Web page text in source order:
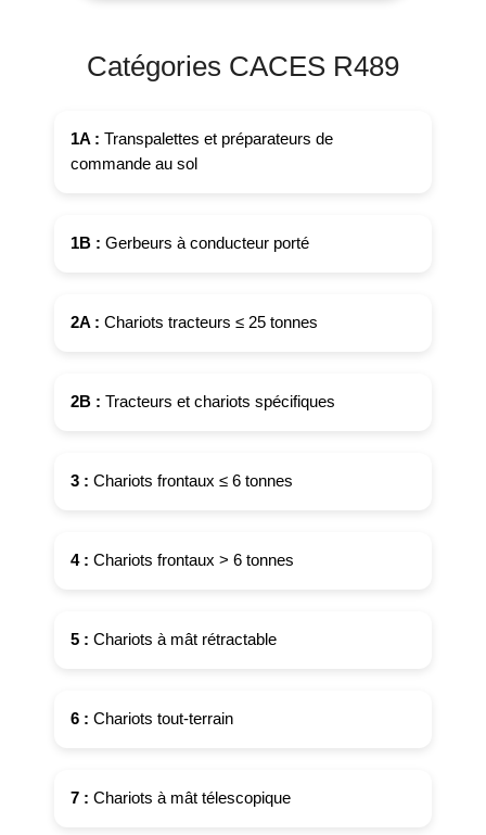
Catégories CACES R489
1A : Transpalettes et préparateurs de
commande au sol
1B : Gerbeurs à conducteur porté
2A : Chariots tracteurs ≤ 25 tonnes
2B : Tracteurs et chariots spécifiques
3 : Chariots frontaux ≤ 6 tonnes
4 : Chariots frontaux > 6 tonnes
5 : Chariots à mât rétractable
6 : Chariots tout-terrain
7 : Chariots à mât télescopique